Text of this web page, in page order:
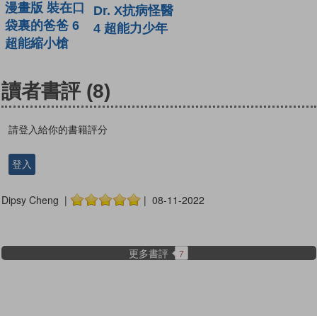
漫畫版 裝在口
袋裏的爸爸 6
超能縮小槍
Dr. X抗病怪醫
4 超能力少年
讀者書評 (8)
請登入給你的書籍評分
登入
Dipsy Cheng | | 08-11-2022
更多書評 7